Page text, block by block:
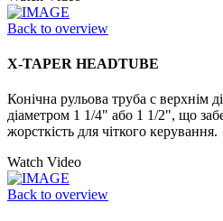
Back to overview
X-TAPER HEADTUBE
Конічна рульова труба с верхнім
діаметром 1 1/4" або 1 1/2", що
жорсткість для чіткого керування.
Watch Video
Back to overview